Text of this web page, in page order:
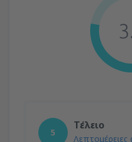
5
Τέλειο
Λεπτομέρειες